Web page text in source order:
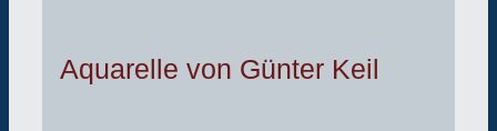
Aquarelle von Günter Keil